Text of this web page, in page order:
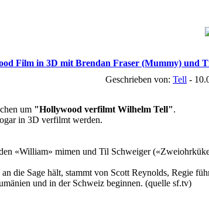
Film in 3D mit Brendan Fraser (Mummy) und
Geschrieben von: Tell -
um "Hollywood verfilmt Wilhelm Tell".
in 3D verfilmt werden.
«William» mimen und Til Schweiger
die Sage hält, stammt von Scott Reynolds, Regie
und in der Schweiz beginnen. (quelle sf.tv)